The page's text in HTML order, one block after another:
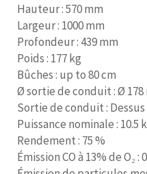
Hauteur : 570 mm
Largeur : 1000 mm
Profondeur : 439 mm
Poids : 177 kg
Bûches : up to 80 cm
Ø sortie de conduit : Ø 178
Sortie de conduit :
Puissance nominale : 10.5
Rendement : 75 %
Émission CO à 13% de O₂ :